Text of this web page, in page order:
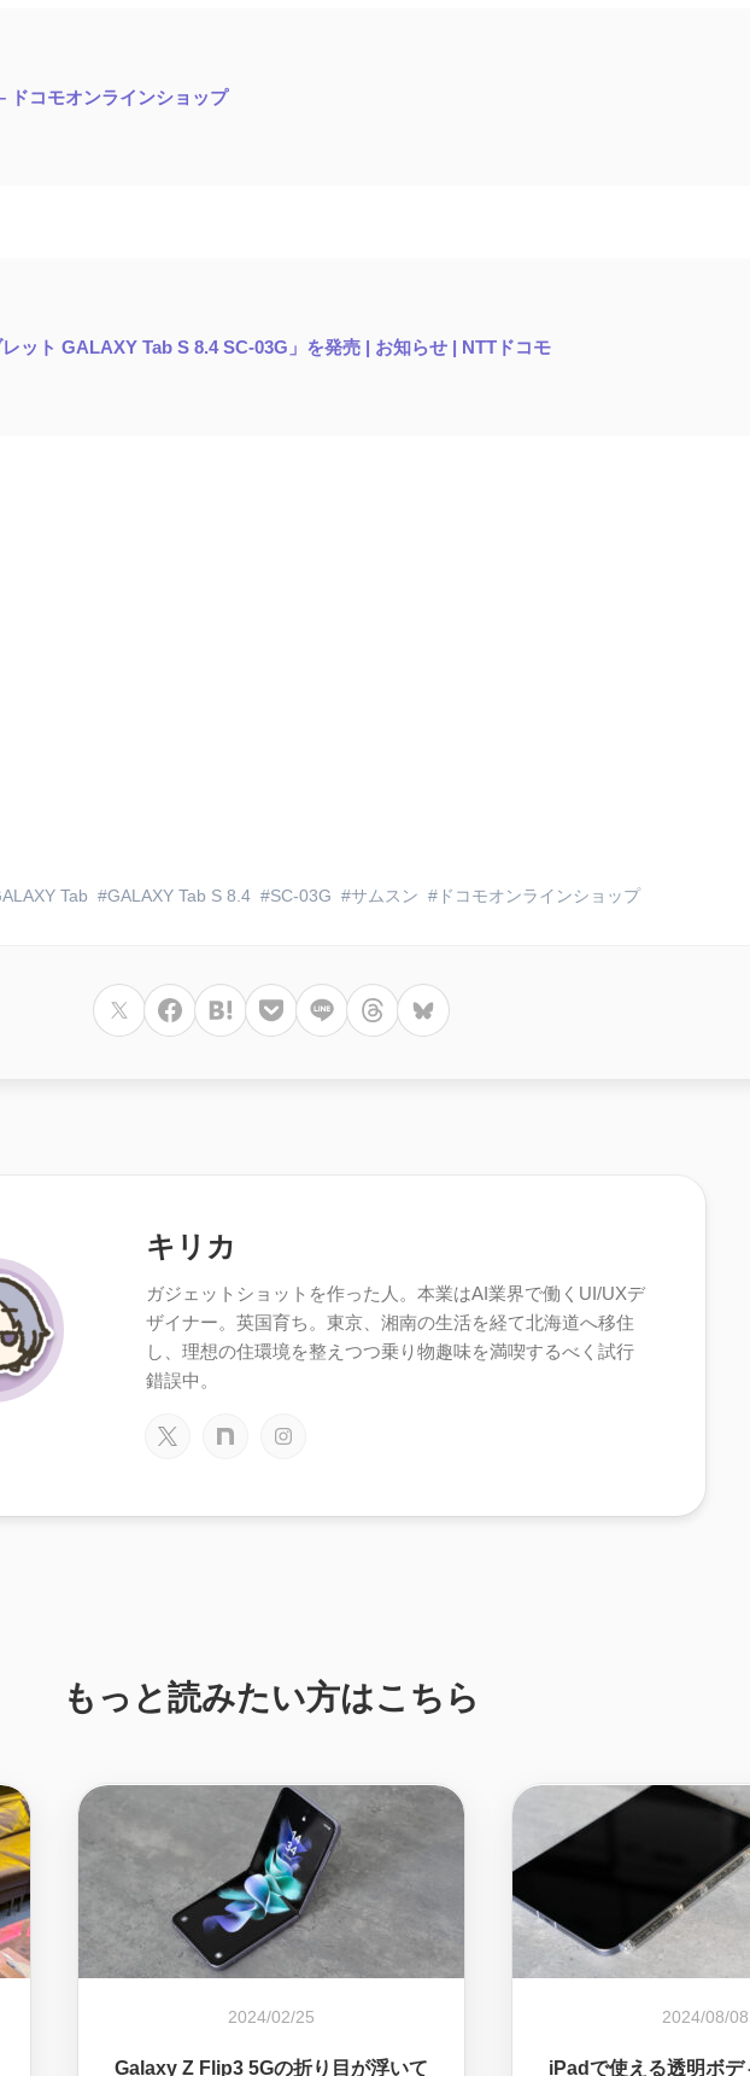
ドコモオンラインショップ
ット GALAXY Tab S 8.4 SC-03G」を発売 | お知らせ | NTTドコモ
Tab GALAXY Tab S 8.4 SC-03G サムスン ドコモオンラインショップ
キリカ
ガジェットショットを作った人。本業はAI業界で働くUI/UXデ
ザイナー。英国育ち。東京、湘南の生活を経て北海道へ移住
し、理想の住環境を整えつつ乗り物趣味を満喫するべく試行
錯誤中。
もっと読みたい方はこちら
2024/02/25
Galaxy Z Flip3 5Gの折り目が浮いて
2024/08/08
iPadで使える透明ボデ